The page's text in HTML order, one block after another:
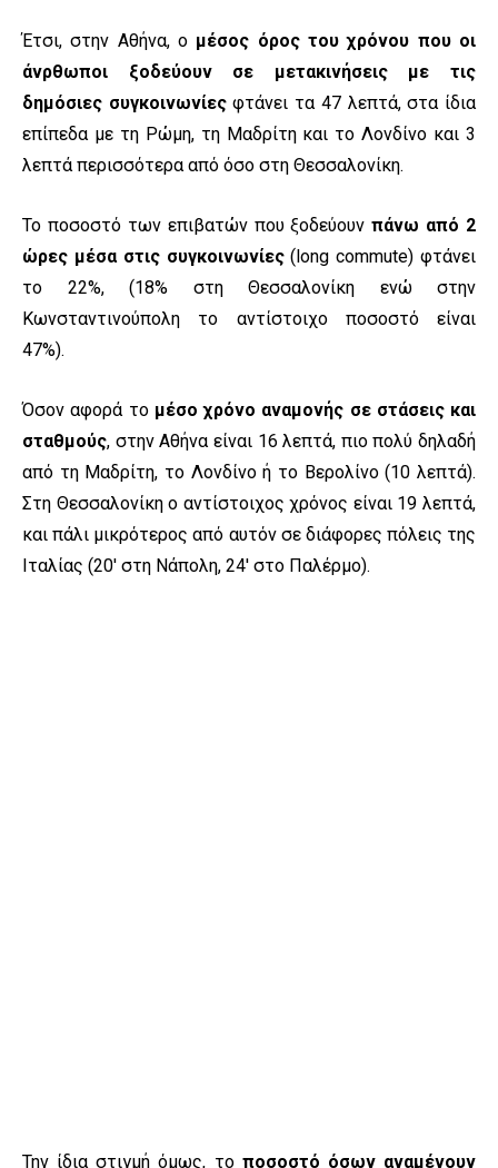
Έτσι, στην Αθήνα, ο μέσος όρος του χρόνου που οι
άνρθωποι ξοδεύουν σε μετακινήσεις με τις
δημόσιες συγκοινωνίεςφτάνει τα 47 λεπτά, στα ίδια
επίπεδα με τη Ρώμη, τη Μαδρίτη και το Λονδίνο και 3
λεπτά περισσότερα από όσο στη Θεσσαλονίκη.
Το ποσοστό των επιβατών που ξοδεύουνπάνω από 2
ώρες μέσα στις συγκοινωνίες(long commute) φτάνει
το 22%, (18% στη Θεσσαλονίκη ενώ στην
Κωνσταντινούπολη το αντίστοιχο ποσοστό είναι
47%).
Όσον αφορά το μέσο χρόνο αναμονής σε στάσεις και
σταθμούς, στην Αθήνα είναι 16 λεπτά, πιο πολύ δηλαδή
από τη Μαδρίτη, το Λονδίνο ή το Βερολίνο (10 λεπτά).
Στη Θεσσαλονίκη ο αντίστοιχος χρόνος είναι 19 λεπτά,
και πάλι μικρότερος από αυτόν σε διάφορες πόλεις της
Ιταλίας (20′ στη Νάπολη, 24′ στο Παλέρμο).
Την ίδια στιγμή όμως, το ποσοστό όσων αναμένουν